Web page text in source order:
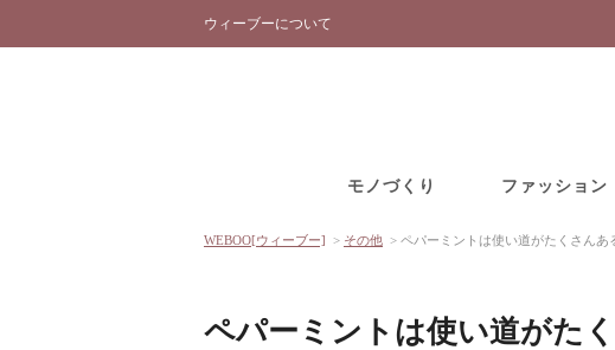
ウィーブーについて
モノづくり ファッション
WEBOO[ウィーブー] > その他 > ペパーミントは使い道がたくさん
ペパーミントは使い道がた